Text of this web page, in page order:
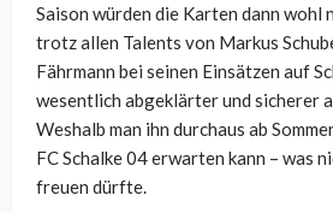
Saison würden die Karten dann wohl
trotz allen Talents von Markus
Fährmann bei seinen Einsätzen auf
wesentlich abgeklärter und sicherer
Weshalb man ihn durchaus ab
FC Schalke 04 erwarten kann – was
freuen dürfte.